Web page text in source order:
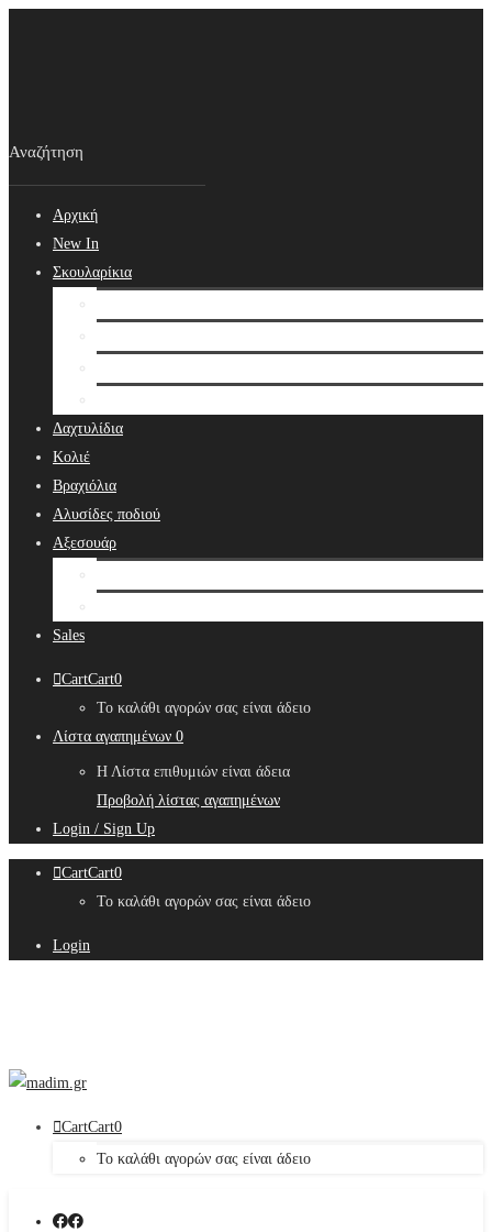
Αρχική
New In
Σκουλαρίκια
Δαχτυλίδια
Κολιέ
Βραχιόλια
Αλυσίδες ποδιού
Αξεσουάρ
Sales
CartCart0
Το καλάθι αγορών σας είναι άδειο
Λίστα αγαπημένων 0
Η Λίστα επιθυμιών είναι άδεια
Προβολή λίστας αγαπημένων
Login / Sign Up
CartCart0
Το καλάθι αγορών σας είναι άδειο
Login
CartCart0
Το καλάθι αγορών σας είναι άδειο